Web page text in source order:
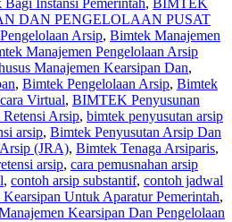
DAN PENGELOLAAN PUSAT
Arsip, Bimtek Manajemen
Manajemen Pengelolaan Arsip
Manajemen Kearsipan Dan,
, Bimtek Pengelolaan Arsip, Bimtek
Virtual, BIMTEK Penyusunan
Arsip, bimtek penyusutan arsip
arsip, Bimtek Penyusutan Arsip Dan
(JRA), Bimtek Tenaga Arsiparis,
arsip, cara pemusnahan arsip
, contoh arsip substantif, contoh jadwal
Untuk Aparatur Pemerintah,
Kearsipan Dan Pengelolaan